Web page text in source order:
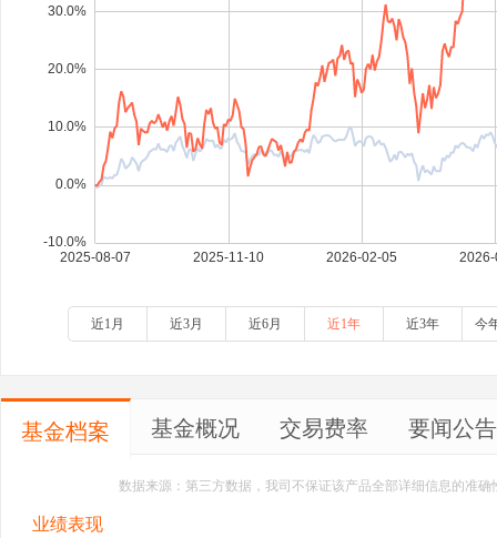
近1月 近3月 近6月 近1年 近3年 今
基金档案 基金概况 交易费率 要闻公告
数据来源：第三方数据，我司不保证该产品全部详细信息的准
业绩表现